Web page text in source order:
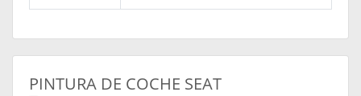
PINTURA DE COCHE SEAT